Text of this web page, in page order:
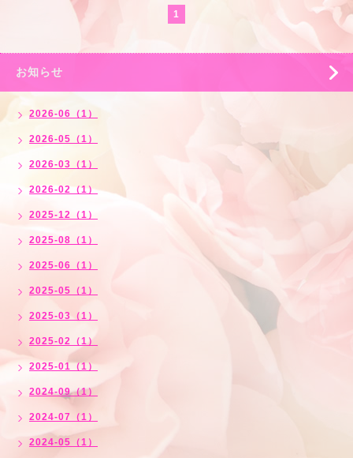
1
お知らせ
2026-06（1）
2026-05（1）
2026-03（1）
2026-02（1）
2025-12（1）
2025-08（1）
2025-06（1）
2025-05（1）
2025-03（1）
2025-02（1）
2025-01（1）
2024-09（1）
2024-07（1）
2024-05（1）